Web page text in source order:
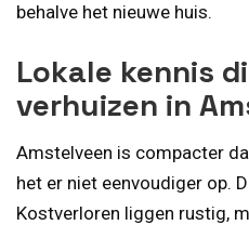
behalve het nieuwe huis.
Lokale kennis
verhuizen in
Amstelveen is compacter
het er niet eenvoudiger op.
Kostverloren liggen rustig,